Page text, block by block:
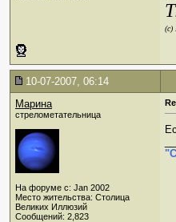
T
(c)
10-07-2007, 06:14
Марина
стрелометательница
На форуме с: Jan 2002
Место жительства: Столица
Великих Иллюзий
Сообщений: 2,823